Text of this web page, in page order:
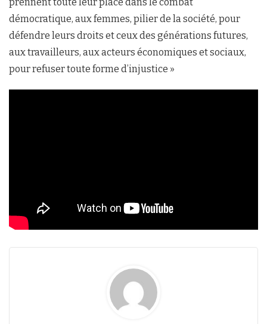
prennent toute leur place dans le combat
démocratique, aux femmes, pilier de la société, pour
défendre leurs droits et ceux des générations futures,
aux travailleurs, aux acteurs économiques et sociaux,
pour refuser toute forme d’injustice »